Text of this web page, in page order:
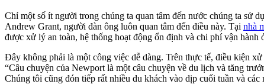
Chỉ một số ít người trong chúng ta quan tâm đến nước chúng ta sử
Andrew Grant, người đàn ông luôn quan tâm đến điều này. Tại nhà
được xử lý an toàn, hệ thống hoạt động ổn định và chi phí vận
Đây không phải là một công việc dễ dàng. Trên thực tế, điều kiện
“Câu chuyện của Newport là một câu chuyện về du lịch và tăng
Chúng tôi cũng đón tiếp rất nhiều du khách vào dịp cuối tuần và